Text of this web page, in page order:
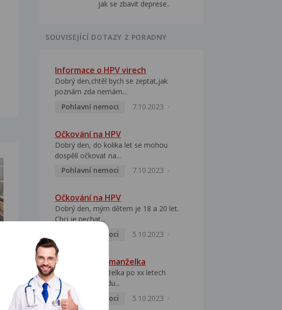
jak se zbavit deprese..
SOUVISEJÍCÍ DOTAZY Z PORADNY
Informace o HPV virech
Dobrý den,chtěl bych se zeptat,jak
poznám zda nemám...
Pohlavní nemoci
7.10.2023
Očkování na HPV
Dobrý den, do kolika let se mohou
dospělí očkovat na...
Pohlavní nemoci
7.10.2023
Očkování na HPV
Dobrý den, mým dětem je 18 a 20 let.
Chci je nechat...
Pohlavní nemoci
5.10.2023
HPV pozitivní manželka
Dobrý den, manželka po xx letech
přivezla z Východu...
Pohlavní nemoci
5.10.2023